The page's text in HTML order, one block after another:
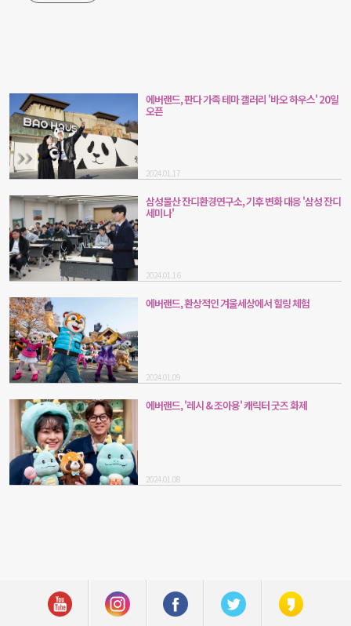
에버랜드, 판다 가족 테마 갤러리 '바오 하우스' 20일
오픈
2024.01.17
삼성물산 잔디환경연구소, 기후 변화 대응 '삼성 잔디
세미나'
2024.01.16
에버랜드, 환상적인 겨울세상에서 힐링 체험
2024.01.09
에버랜드, '레시 & 조아용' 캐릭터 굿즈 화제
2024.01.08